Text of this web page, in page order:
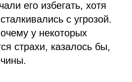
его избегать, хотя
с угрозой.
у некоторых
страхи, казалось бы,